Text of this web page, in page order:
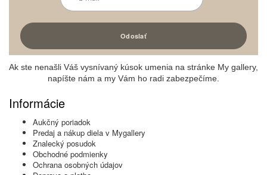
Ak ste nenašli Váš vysnívaný kúsok umenia na stránke My gallery,
napíšte nám a my Vám ho radi zabezpečíme.
Informácie
Aukčný poriadok
Predaj a nákup diela v Mygallery
Znalecký posudok
Obchodné podmienky
Ochrana osobných údajov